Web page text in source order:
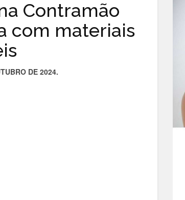
Contramão
com materiais
DE 2024.